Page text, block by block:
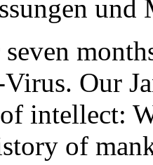
und
Our
intellect:
of